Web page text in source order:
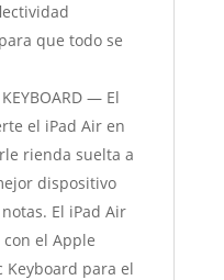
que todo se
KEYBOARD — El
el iPad Air en
rienda suelta a
dispositivo
El iPad Air
el Apple
Keyboard para el